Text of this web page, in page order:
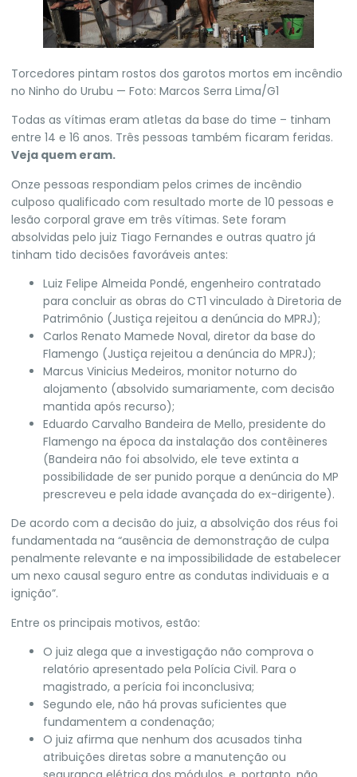
Torcedores pintam rostos dos garotos mortos em incêndio
no Ninho do Urubu — Foto: Marcos Serra Lima/G1
Todas as vítimas eram atletas da base do time – tinham
entre 14 e 16 anos. Três pessoas também ficaram feridas.
Veja quem eram.
Onze pessoas respondiam pelos crimes de incêndio
culposo qualificado com resultado morte de 10 pessoas e
lesão corporal grave em três vítimas. Sete foram
absolvidas pelo juiz Tiago Fernandes e outras quatro já
tinham tido decisões favoráveis antes:
Luiz Felipe Almeida Pondé, engenheiro contratado
para concluir as obras do CT1 vinculado à Diretoria de
Patrimônio (Justiça rejeitou a denúncia do MPRJ);
Carlos Renato Mamede Noval, diretor da base do
Flamengo (Justiça rejeitou a denúncia do MPRJ);
Marcus Vinicius Medeiros, monitor noturno do
alojamento (absolvido sumariamente, com decisão
mantida após recurso);
Eduardo Carvalho Bandeira de Mello, presidente do
Flamengo na época da instalação dos contêineres
(Bandeira não foi absolvido, ele teve extinta a
possibilidade de ser punido porque a denúncia do MP
prescreveu e pela idade avançada do ex-dirigente).
De acordo com a decisão do juiz, a absolvição dos réus foi
fundamentada na “ausência de demonstração de culpa
penalmente relevante e na impossibilidade de estabelecer
um nexo causal seguro entre as condutas individuais e a
ignição”.
Entre os principais motivos, estão:
O juiz alega que a investigação não comprova o
relatório apresentado pela Polícia Civil. Para o
magistrado, a perícia foi inconclusiva;
Segundo ele, não há provas suficientes que
fundamentem a condenação;
O juiz afirma que nenhum dos acusados tinha
atribuições diretas sobre a manutenção ou